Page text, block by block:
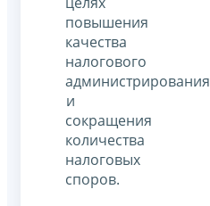
повышения
качества
налогового
администрирования
и
сокращения
количества
налоговых
споров.